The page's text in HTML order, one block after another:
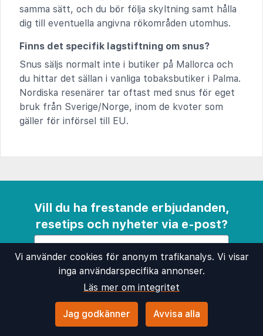
samma sätt, och du bör följa skyltning samt hålla
dig till eventuella angivna rökområden utomhus.
Finns det specifik lagstiftning om snus?
Snus säljs normalt inte i butiker på Mallorca och
du hittar det sällan i vanliga tobaksbutiker i Palma.
Nordiska resenärer tar oftast med snus för eget
bruk från Sverige/Norge, inom de kvoter som
gäller för införsel till EU.
Vill du ha frestande erbjudanden,
resetips och nyheter via e-post?
Vi använder cookies för anonym trafikanalys. Vi visar
inga användarspecifika annonser.
Läs mer om integritet
Jag godkänner Avvisa alla